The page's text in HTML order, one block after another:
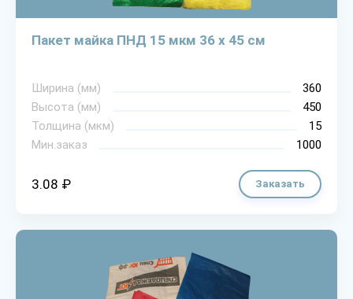
Пакет майка ПНД 15 мкм 36 х 45 см
Ширина (мм)
360
Высота (мм)
450
Толщина (мкм)
15
Мин.заказ
1000
3.08 ₽ Заказать